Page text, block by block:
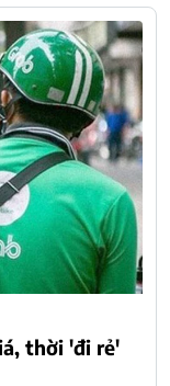
thời 'đi rẻ'